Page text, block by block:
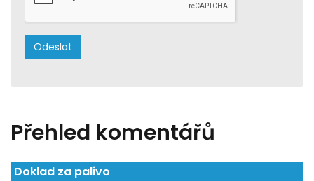
Přehled komentářů
Doklad za palivo